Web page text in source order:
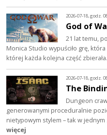
2026-07-18, godz.
God of
21 lat temu,
Monica Studio wypuściło grę,
której każda kolejna część
2026-07-18, godz.
The
Dungeon
generowanymi proceduralnie
nietypowym stylem – tak w
więcej